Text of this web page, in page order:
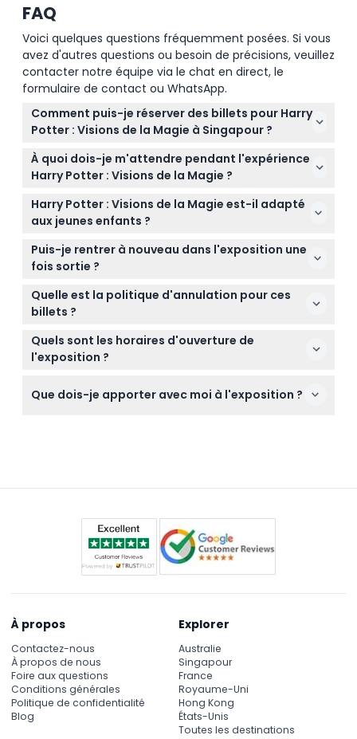
FAQ
Voici quelques questions fréquemment posées. Si vous
avez d'autres questions ou besoin de précisions, veuillez
contacter notre équipe via le chat en direct, le
formulaire de contact ou WhatsApp.
Comment puis-je réserver des billets pour Harry
Potter : Visions de la Magie à Singapour ?
Vous pouvez facilement réserver vos billets en ligne
ici même sur ce site en sélectionnant la date et
l'heure de votre choix pour l'expérience immersive.
À quoi dois-je m'attendre pendant l'expérience
Harry Potter : Visions de la Magie ?
Attendez-vous à un voyage autonome à travers 10
environnements interactifs de sorcellerie
présentant des visuels époustouflants, des
paysages sonores originaux, et des éléments
magiques pratiques comme l'utilisation d'une
Harry Potter : Visions de la Magie est-il adapté
aux jeunes enfants ?
Les enfants de moins de 4 ans entrent
gratuitement, mais tous les enfants doivent être
l'exposition en toute sécurité.
Puis-je rentrer à nouveau dans l'exposition une
fois sortie ?
Non, chaque billet permet une seule entrée et la
réentrée n'est pas autorisée pendant la visite.
Quelle est la politique d'annulation pour ces
billets ?
Les billets pour Harry Potter : Visions de la Magie ne
sont ni remboursables ni échangeables, veuillez
donc être sûr avant de réserver.
Quels sont les horaires d'ouverture de
l'exposition ?
22h00, la dernière entrée étant à 20h00 (sous
Que dois-je apporter avec moi à l'exposition ?
À propos
Contactez-nous
À propos de nous
Foire aux questions
Conditions générales
Politique de confidentialité
Blog
Explorer
Australie
Singapour
France
Royaume-Uni
Hong Kong
États-Unis
Toutes les destinations